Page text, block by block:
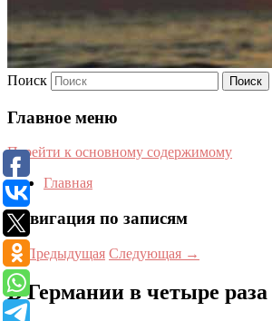
Поиск
Главное меню
Перейти к основному содержимому
Главная
Навигация по записям
←Предыдущая Следующая →
В Германии в четыре